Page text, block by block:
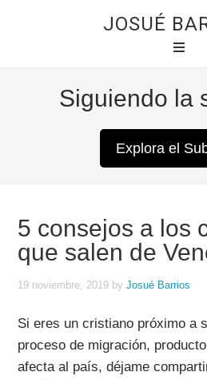
JOSUÉ
Siguiendo la
Explora el
5 consejos a los
que salen de
19 noviembre, 2019 byJosué Barrios
Si eres un cristiano próximo a
proceso de migración,
afecta al país, déjame